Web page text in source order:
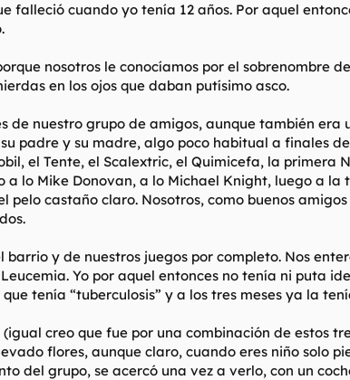
falleció cuando yo tenía 12 años. Por aquel
nosotros le conocíamos por el sobrenombre
en los ojos que daban putísimo asco.
de nuestro grupo de amigos, aunque también
padre y su madre, algo poco habitual a finales
el Tente, el Scalextric, el Quimicefa, la
lo Mike Donovan, a lo Michael Knight, luego a la
castaño claro. Nosotros, como buenos
y de nuestros juegos por completo. Nos
Yo por aquel entonces no tenía ni puta
tenía “tuberculosis” y a los tres meses ya la
creo que fue por una combinación de estos
flores, aunque claro, cuando eres niño solo
del grupo, se acercó una vez a verlo, con un